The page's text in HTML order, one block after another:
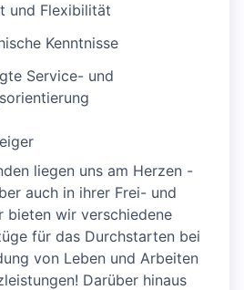
und Flexibilität
Kenntnisse
Service- und
liegen uns am Herzen -
auch in ihrer Frei- und
bieten wir verschiedene
für das Durchstarten bei
von Leben und Arbeiten
Darüber hinaus